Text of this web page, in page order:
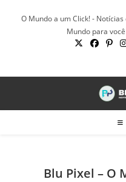
O Mundo a um Click! -
Mundo para
Blu Pixel – O